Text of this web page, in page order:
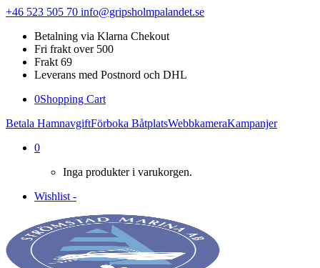
+46 523 505 70 info@gripsholmpalandet.se
Betalning via Klarna Chekout
Fri frakt over 500
Frakt 69
Leverans med Postnord och DHL
0Shopping Cart
Betala HamnavgiftFörboka BåtplatsWebbkameraKampanjer
0
Inga produkter i varukorgen.
Wishlist -